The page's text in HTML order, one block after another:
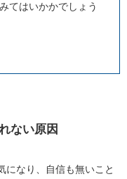
てはいかかでしょう
ない原因
になり、自信も無いこと